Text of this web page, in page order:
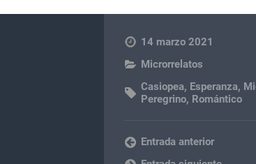
14 marzo 2021
Microrrelatos
Casiopea, Esperanza,
Peregrino, Romántico
Entrada anterior